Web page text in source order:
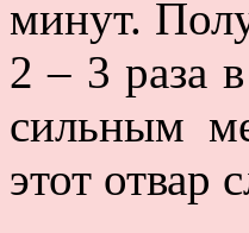
минут.
2 – 3 раза
сильным
этот отвар